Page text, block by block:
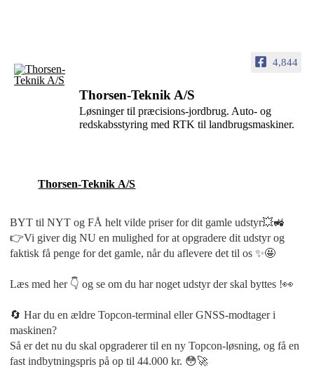
4,844
Thorsen-Teknik A/S
Løsninger til præcisions-jordbrug. Auto- og
redskabsstyring med RTK til landbrugsmaskiner.
Thorsen-Teknik A/S
BYT til NYT og FÅ helt vilde priser for dit gamle udstyr💥🚜
👉Vi giver dig NU en mulighed for at opgradere dit udstyr og
faktisk få penge for det gamle, når du aflevere det til os ✨🤩
Læs med her 👇 og se om du har noget udstyr der skal byttes !👀
🔄 Har du en ældre Topcon-terminal eller GNSS-modtager i
maskinen?
Så er det nu du skal opgraderer til en ny Topcon-løsning, og få en
fast indbytningspris på op til 44.000 kr. 😳🚀